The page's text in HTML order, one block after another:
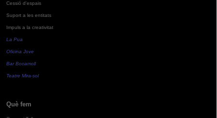
Cessió d'espais
Suport a les entitats
Impuls a la creativitat
La Pua
Oficina Jove
Bar Bocamoll
Teatre Mira-sol
Què fem